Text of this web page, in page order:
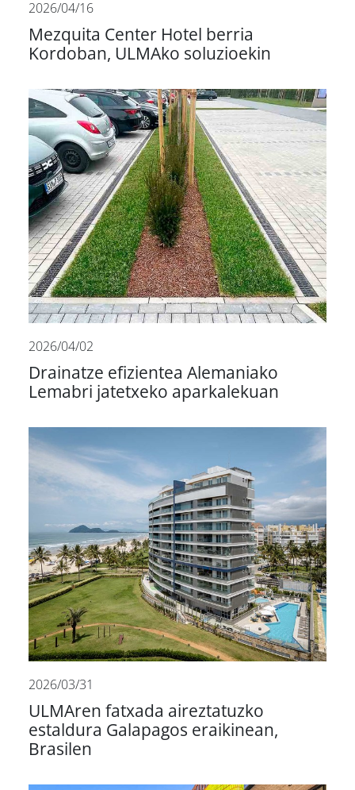
2026/04/16
Mezquita Center Hotel berria
Kordoban, ULMAko soluzioekin
2026/04/02
Drainatze efizientea Alemaniako
Lemabri jatetxeko aparkalekuan
2026/03/31
ULMAren fatxada aireztatuzko
estaldura Galapagos eraikinean,
Brasilen